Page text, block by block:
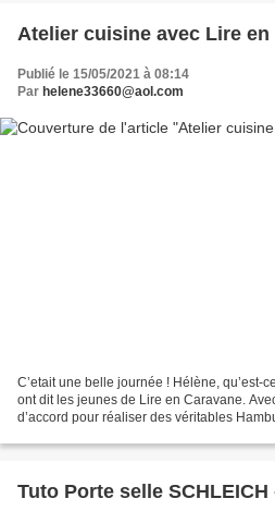
Atelier cuisine avec Lire en
Publié le 15/05/2021 à 08:14
Par helene33660@aol.com
C’etait une belle journée ! Hélène, qu’est-
ont dit les jeunes de Lire en Caravane.
d’accord pour réaliser des véritables
Tuto Porte selle